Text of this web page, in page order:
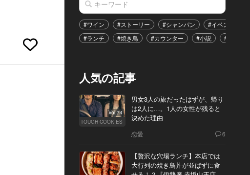
#ワイン #ストーリー #シャンパン #イベント
#ランチ
#焼き鳥 #カウンター #小説 #恋愛
人気の記事
Vol.74
TOUGH COOKIES
男女3人の旅だったはずが、帰り
は2人に…。1人の女性が残ると
決めた理由
恋愛 6
【贅沢な穴場ランチ】本店では
大行列の焼き鳥丼が並ばずに食